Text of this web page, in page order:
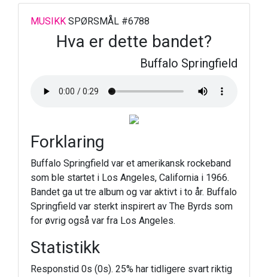
MUSIKK SPØRSMÅL #6788
Hva er dette bandet?
Buffalo Springfield
Forklaring
Buffalo Springfield var et amerikansk rockeband
som ble startet i Los Angeles, California i 1966.
Bandet ga ut tre album og var aktivt i to år. Buffalo
Springfield var sterkt inspirert av The Byrds som
for øvrig også var fra Los Angeles.
Statistikk
Responstid 0s (0s). 25% har tidligere svart riktig